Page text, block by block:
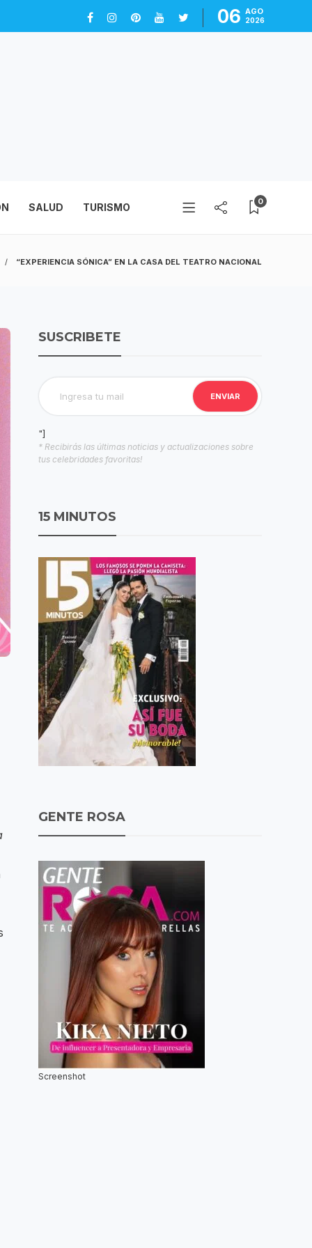
06 AGO
2026
SALUD TURISMO 0
“EXPERIENCIA SÓNICA” EN LA CASA DEL TEATRO NACIONAL
SUSCRIBETE
"]
* Recibirás las últimas noticias y actualizaciones sobre
tus celebridades favoritas!
15 MINUTOS
GENTE ROSA
Screenshot